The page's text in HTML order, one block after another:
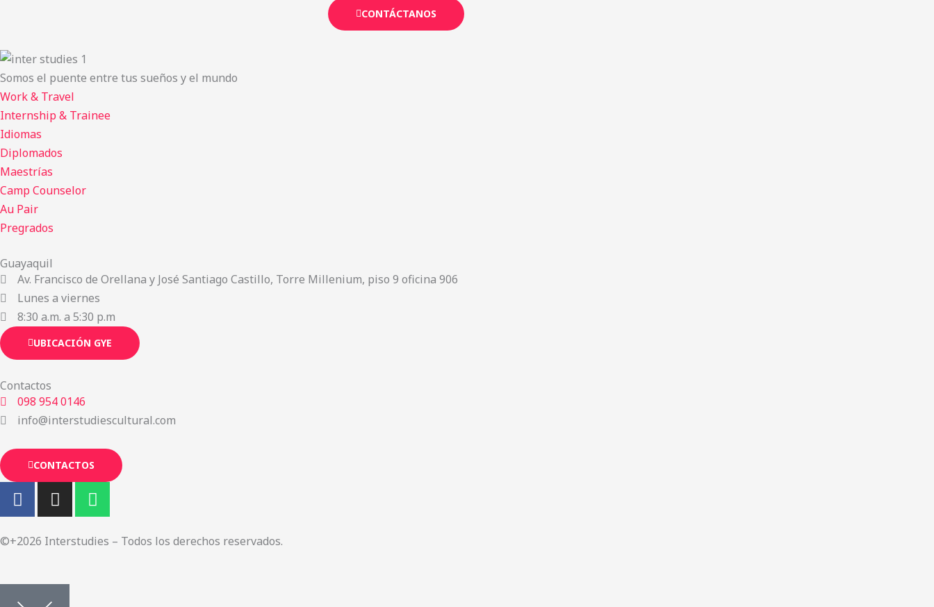
CONTÁCTANOS
Somos el puente entre tus sueños y el mundo
Work & Travel
Internship & Trainee
Idiomas
Diplomados
Maestrías
Camp Counselor
Au Pair
Pregrados
Guayaquil
Av. Francisco de Orellana y José Santiago Castillo, Torre Millenium, piso 9 oficina 906
Lunes a viernes
8:30 a.m. a 5:30 p.m
UBICACIÓN GYE
Contactos
098 954 0146
info@interstudiescultural.com
CONTACTOS
F
a
c
e
I
n
s
t
W
h
a
t
©+2026 Interstudies – Todos los derechos reservados.